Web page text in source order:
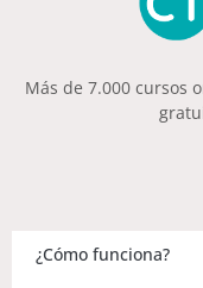
Más de 7.000 cursos
¿Cómo funciona?